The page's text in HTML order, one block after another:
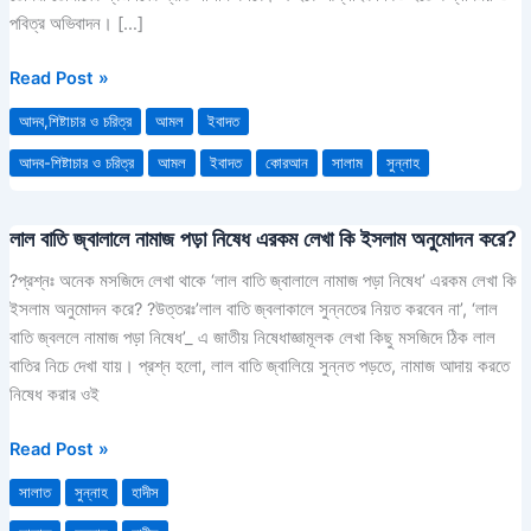
পবিত্র অভিবাদন। […]
আদব
Read Post »
আদব,শিষ্টাচার ও চরিত্র আমল ইবাদত
আদব-শিষ্টাচার ও চরিত্র আমল ইবাদত কোরআন সালাম সুন্নাহ
লাল বাতি জ্বালালে নামাজ পড়া নিষেধ এরকম লেখা কি ইসলাম অনুমোদন করে?
?প্রশ্নঃ অনেক মসজিদে লেখা থাকে ‘লাল বাতি জ্বালালে নামাজ পড়া নিষেধ’ এরকম লেখা কি
ইসলাম অনুমোদন করে? ?উত্তরঃ’লাল বাতি জ্বলাকালে সুন্নতের নিয়ত করবেন না’, ‘লাল
বাতি জ্বললে নামাজ পড়া নিষেধ’_ এ জাতীয় নিষেধাজ্ঞামূলক লেখা কিছু মসজিদে ঠিক লাল
বাতির নিচে দেখা যায়। প্রশ্ন হলো, লাল বাতি জ্বালিয়ে সুন্নত পড়তে, নামাজ আদায় করতে
নিষেধ করার ওই
লাল
জ্বালালে
নামাজ
লেখা
ইসলাম
অনুমোদন
Read Post »
সালাত সুন্নাহ হাদীস